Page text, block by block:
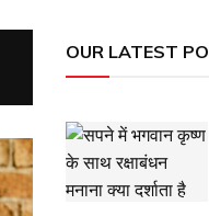
OUR LATEST